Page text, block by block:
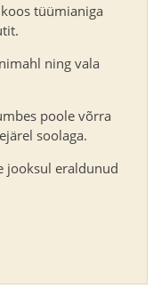
tüümianiga
ning vala
poole võrra
soolaga.
jooksul eraldunud